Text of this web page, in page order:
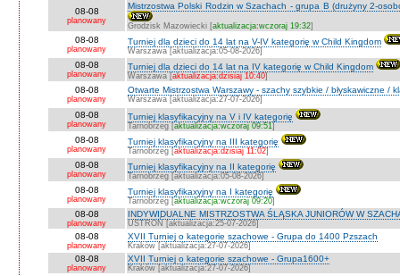
08-08
planowany
Mistrzostwa Polski Rodzin w Szachach - grupa B (drużyny 2-
Grodzisk Mazowiecki [aktualizacja:wczoraj 19:32]
08-08
planowany
Turniej dla dzieci do 14 lat na V-IV kategorię w Child Kingdom
Warszawa [aktualizacja:05-08-2026]
08-08
planowany
Turniej dla dzieci do 14 lat na IV kategorię w Child Kingdom
Warszawa [aktualizacja:dzisiaj 10:40]
08-08
planowany
Otwarte Mistrzostwa Warszawy - szachy szybkie / błyskawiczne /
Warszawa [aktualizacja:27-07-2026]
08-08
planowany
Turniej klasyfikacyjny na V i IV kategorię
Tarnobrzeg [aktualizacja:wczoraj 09:51]
08-08
planowany
Turniej klasyfikacyjny na III kategorię
Tarnobrzeg [aktualizacja:dzisiaj 11:02]
08-08
planowany
Turniej klasyfikacyjny na II kategorię
Tarnobrzeg [aktualizacja:05-08-2026]
08-08
planowany
Turniej klasyfikaxyjny na I kategorię
Tarnobrzeg [aktualizacja:wczoraj 09:20]
08-08
planowany
INDYWIDUALNE MISTRZOSTWA ŚLĄSKA JUNIORÓW W
USTROŃ [aktualizacja:25-07-2026]
08-08
planowany
XVII Turniej o kategorie szachowe - Grupa do 1400 Pzszach
Kraków [aktualizacja:27-07-2026]
08-08
planowany
XVII Turniej o kategorie szachowe - Grupa1600+
Kraków [aktualizacja:27-07-2026]